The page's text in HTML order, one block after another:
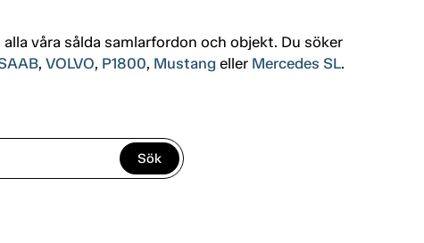
våra sålda samlarfordon och objekt. Du söker
, VOLVO, P1800, Mustang eller Mercedes SL.
Sök